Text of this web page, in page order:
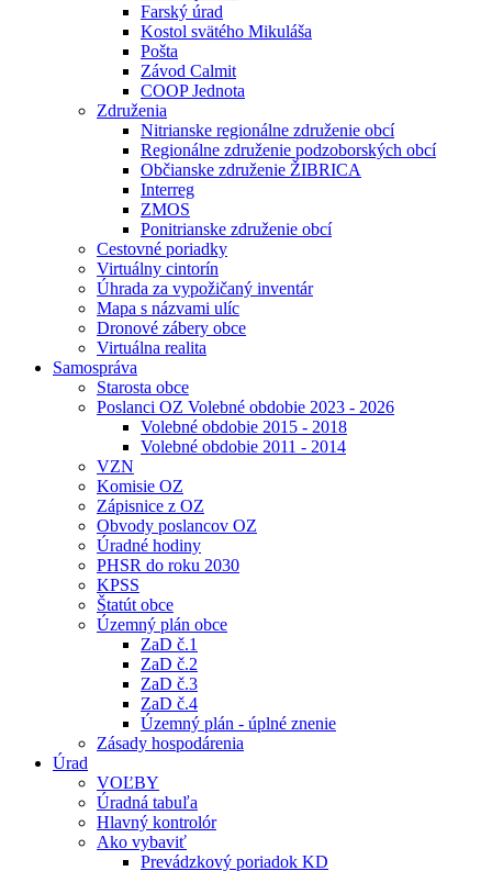
Farský úrad
Kostol svätého Mikuláša
Pošta
Závod Calmit
COOP Jednota
Združenia
Nitrianske regionálne združenie obcí
Regionálne združenie podzoborských obcí
Občianske združenie ŽIBRICA
Interreg
ZMOS
Ponitrianske združenie obcí
Cestovné poriadky
Virtuálny cintorín
Úhrada za vypožičaný inventár
Mapa s názvami ulíc
Dronové zábery obce
Virtuálna realita
Samospráva
Starosta obce
Poslanci OZ Volebné obdobie 2023 - 2026
Volebné obdobie 2015 - 2018
Volebné obdobie 2011 - 2014
VZN
Komisie OZ
Zápisnice z OZ
Obvody poslancov OZ
Úradné hodiny
PHSR do roku 2030
KPSS
Štatút obce
Územný plán obce
ZaD č.1
ZaD č.2
ZaD č.3
ZaD č.4
Územný plán - úplné znenie
Zásady hospodárenia
Úrad
VOĽBY
Úradná tabuľa
Hlavný kontrolór
Ako vybaviť
Prevádzkový poriadok KD